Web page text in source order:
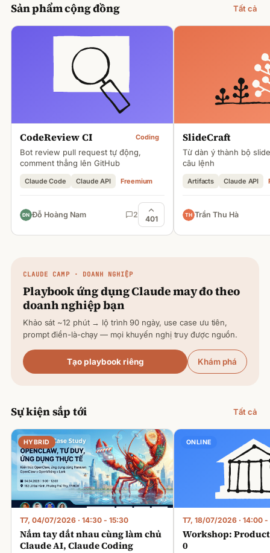
Sản phẩm cộng đồng Tất cả
CodeReview CI Coding
Bot review pull request tự động,
comment thẳng lên GitHub
Claude Code Claude API Freemium
Đỗ Hoàng Nam 2 401
SlideCraft
Từ dàn ý thành bộ
câu lệnh
Artifacts Claude API
Trần Thu Hà
CLAUDE CAMP · DOANH NGHIỆP
Playbook ứng dụngClaudemay đo theo
doanh nghiệp bạn
Khảo sát ~12 phút → lộ trình 90 ngày, use case ưu tiên,
prompt điền-là-chạy — mọi khuyến nghị truy được nguồn.
Tạo playbook riêng Khám phá
Sự kiện sắp tới Tất cả
HYBRID
T7, 04/07/2026 · 14:30 - 15:30
Nắm tay dắt nhau cùng làm chủ
Claude AI, Claude Coding
ONLINE
T7, 18/07/2026 · 14:00 -
Workshop:
0